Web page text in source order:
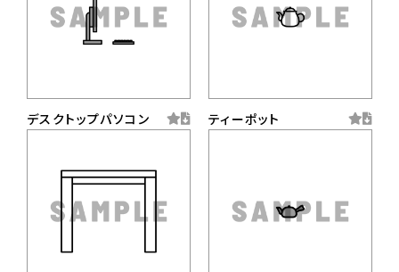
デスクトップパソコン ティーポット